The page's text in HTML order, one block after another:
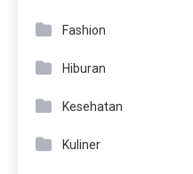
Fashion
Hiburan
Kesehatan
Kuliner